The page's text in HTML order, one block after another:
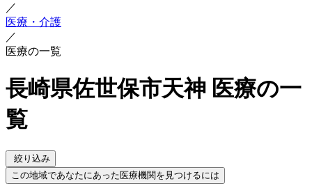
／
医療・介護
／
医療の一覧
長崎県佐世保市天神 医療の一
覧
絞り込み
この地域であなたにあった医療機関を見つけるには